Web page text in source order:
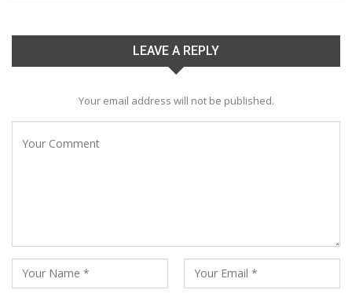
LEAVE A REPLY
Your email address will not be published.